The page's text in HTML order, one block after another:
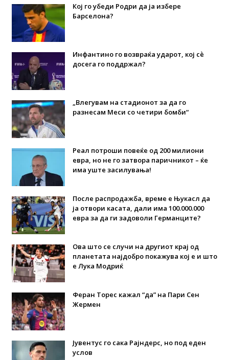
Кој го убеди Родри да ја избере
Барселона?
Инфантино го возвраќа ударот, кој сè
досега го поддржал?
„Влегувам на стадионот за да го
разнесам Меси со четири бомби“
Реал потроши повеќе од 200 милиони
евра, но не го затвора паричникот – ќе
има уште засилувања!
После распродажба, време е Њукасл да
ја отвори касата, дали има 100.000.000
евра за да ги задоволи Германците?
Ова што се случи на другиот крај од
планетата најдобро покажува кој е и што
е Лука Модриќ
Феран Торес кажал “да” на Пари Сен
Жермен
Јувентус го сака Рајндерс, но под еден
услов